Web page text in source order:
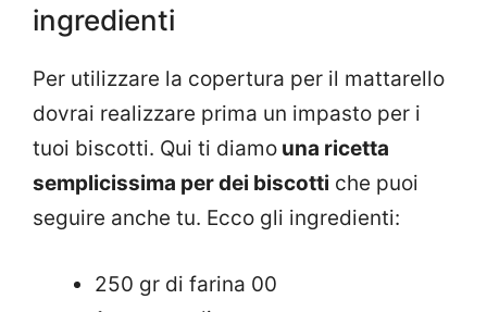
ingredienti
Per utilizzare la copertura per il mattarello
dovrai realizzare prima un impasto per i
tuoi biscotti. Qui ti diamo una ricetta
semplicissima per dei biscotti che puoi
seguire anche tu. Ecco gli ingredienti:
250 gr di farina 00